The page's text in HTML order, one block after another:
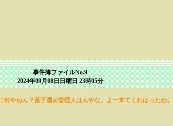
事件簿ファイルNo.9
2024年09月08日日曜日 23時05分
やねん？菓子屋@管理人はんやな。よー来てくれはったわ